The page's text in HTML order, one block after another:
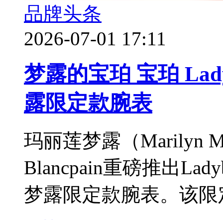
品牌头条
2026-07-01 17:11
梦露的宝珀 宝珀
露限定款腕表
玛丽莲梦露（Marilyn
Blancpain重磅推出
梦露限定款腕表。该限